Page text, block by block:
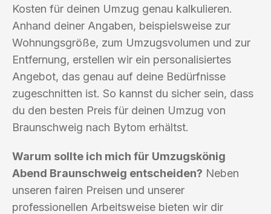
Kosten für deinen Umzug genau kalkulieren.
Anhand deiner Angaben, beispielsweise zur
Wohnungsgröße, zum Umzugsvolumen und zur
Entfernung, erstellen wir ein personalisiertes
Angebot, das genau auf deine Bedürfnisse
zugeschnitten ist. So kannst du sicher sein, dass
du den besten Preis für deinen Umzug von
Braunschweig nach Bytom erhältst.
Warum sollte ich mich für Umzugskönig
Abend Braunschweig entscheiden? Neben
unseren fairen Preisen und unserer
professionellen Arbeitsweise bieten wir dir